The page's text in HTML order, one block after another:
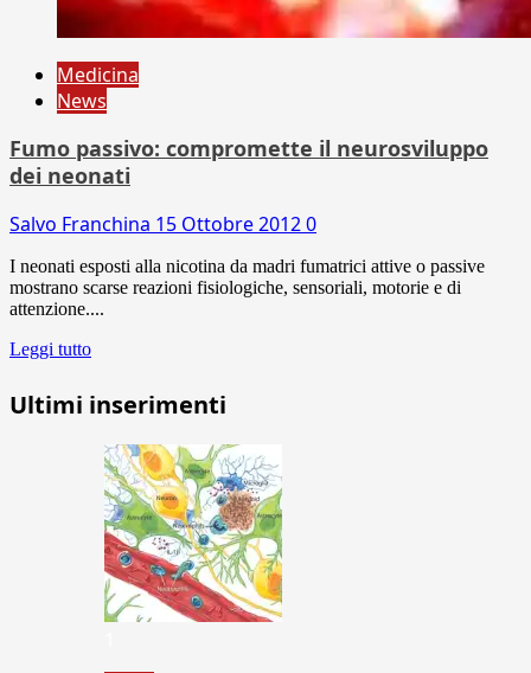
Medicina
News
Fumo passivo: compromette il neurosviluppo
dei neonati
Salvo Franchina 15 Ottobre 20120
I neonati esposti alla nicotina da madri fumatrici attive o passive
mostrano scarse reazioni fisiologiche, sensoriali, motorie e di
attenzione....
Leggi tutto
Ultimi inserimenti